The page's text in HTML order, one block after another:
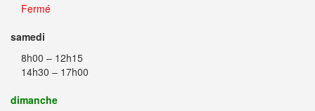
Fermé
samedi
8h00 – 12h15
14h30 – 17h00
dimanche